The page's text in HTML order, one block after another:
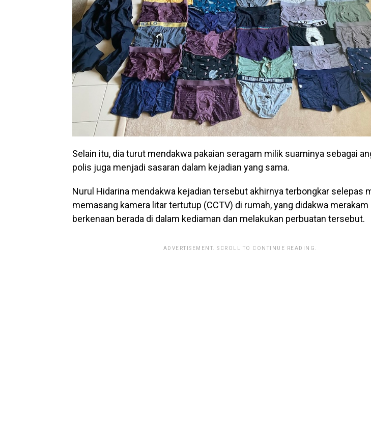
Selain itu, dia turut mendakwa pakaian seragam milik suaminya sebagai
polis juga menjadi sasaran dalam kejadian yang sama.
Nurul Hidarina mendakwa kejadian tersebut akhirnya terbongkar selepas
memasang kamera litar tertutup (CCTV) di rumah, yang didakwa merakam
berkenaan berada di dalam kediaman dan melakukan perbuatan tersebut.
ADVERTISEMENT. SCROLL TO CONTINUE READING.